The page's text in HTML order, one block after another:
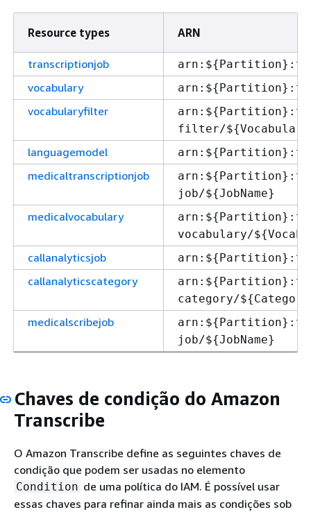
Resource types ARN
transcriptionjob arn:${
vocabulary arn:${
vocabularyfilter arn:${
filter/${
languagemodel arn:${
medicaltranscriptionjob arn:${
job/${JobName}
medicalvocabulary arn:${
vocabulary/${
callanalyticsjob arn:${
callanalyticscategory arn:${
category/${
medicalscribejob arn:${
job/${JobName}
Chaves de condição do Amazon
Transcribe
O Amazon Transcribe define as seguintes chaves de
condição que podem ser usadas no elemento
Condition de uma política do IAM. É possível usar
essas chaves para refinar ainda mais as condições sob